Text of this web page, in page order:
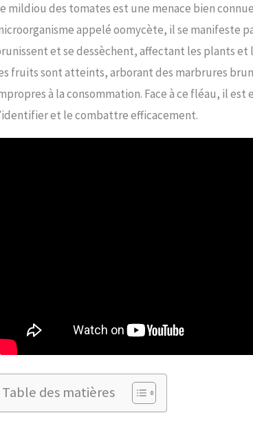
mildiou des tomates est une menace bien
appelé oomycète, il se manifeste
et se dessèchent, affectant les plants et
fruits sont atteints, arborant des marbrures
à la consommation. Face à ce fléau, il
et le combattre efficacement.
Table des matières